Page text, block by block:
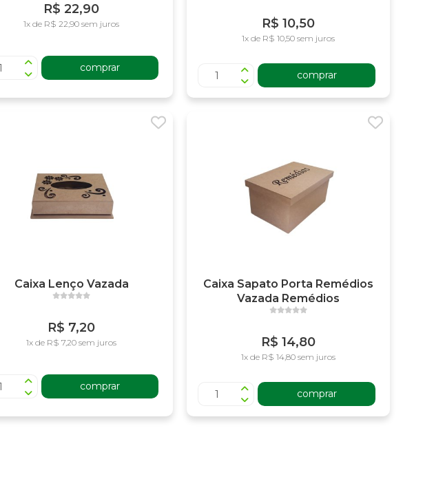
R$ 22,90
1x de R$ 22,90 sem juros
comprar
R$ 10,50
1x de R$ 10,50 sem juros
comprar
Caixa Lenço Vazada
R$ 7,20
1x de R$ 7,20 sem juros
comprar
Caixa Sapato Porta Remédios
Vazada Remédios
R$ 14,80
1x de R$ 14,80 sem juros
comprar